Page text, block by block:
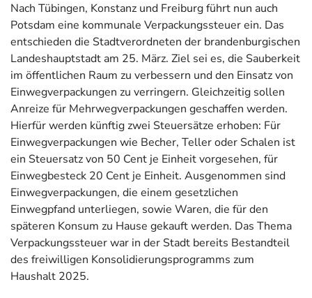
Nach Tübingen, Konstanz und Freiburg führt nun auch
Potsdam eine kommunale Verpackungssteuer ein. Das
entschieden die Stadtverordneten der brandenburgischen
Landeshauptstadt am 25. März. Ziel sei es, die Sauberkeit
im öffentlichen Raum zu verbessern und den Einsatz von
Einwegverpackungen zu verringern. Gleichzeitig sollen
Anreize für Mehrwegverpackungen geschaffen werden.
Hierfür werden künftig zwei Steuersätze erhoben: Für
Einwegverpackungen wie Becher, Teller oder Schalen ist
ein Steuersatz von 50 Cent je Einheit vorgesehen, für
Einwegbesteck 20 Cent je Einheit. Ausgenommen sind
Einwegverpackungen, die einem gesetzlichen
Einwegpfand unterliegen, sowie Waren, die für den
späteren Konsum zu Hause gekauft werden. Das Thema
Verpackungssteuer war in der Stadt bereits Bestandteil
des freiwilligen Konsolidierungsprogramms zum
Haushalt 2025.